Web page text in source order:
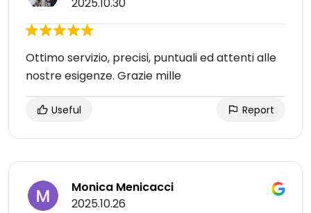
2025.10.30
Ottimo servizio, precisi, puntuali ed attenti alle
nostre esigenze. Grazie mille
Useful Report
Monica Menicacci
2025.10.26